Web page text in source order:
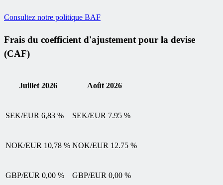
Consultez notre politique BAF
Frais du coefficient d'ajustement pour la devise
(CAF)
Juillet 2026 Août 2026
SEK/EUR 6,83 % SEK/EUR 7.95 %
NOK/EUR 10,78 % NOK/EUR 12.75 %
GBP/EUR 0,00 % GBP/EUR 0,00 %